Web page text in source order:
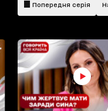
Попередня серія